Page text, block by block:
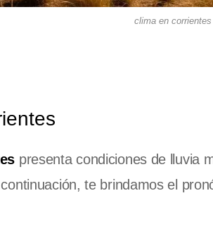
clima en corrientes
presenta condiciones de lluvia
te brindamos el